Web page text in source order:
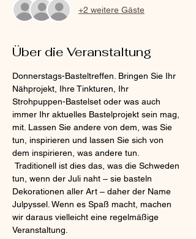
+2 weitere Gäste
Über die Veranstaltung
Donnerstags-Basteltreffen. Bringen Sie Ihr
Nähprojekt, Ihre Tinkturen, Ihr
Strohpuppen-Bastelset oder was auch
immer Ihr aktuelles Bastelprojekt sein mag,
mit. Lassen Sie andere von dem, was Sie
tun, inspirieren und lassen Sie sich von
dem inspirieren, was andere tun.
tun, wenn der Juli naht – sie basteln
Dekorationen aller Art – daher der Name
Julpyssel. Wenn es Spaß macht, machen
wir daraus vielleicht eine regelmäßige
Veranstaltung.